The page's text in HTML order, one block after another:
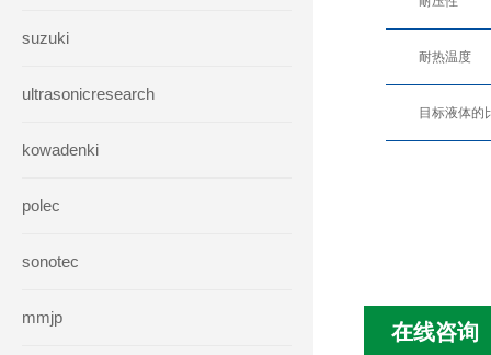
suzuki
ultrasonicresearch
kowadenki
polec
sonotec
mmjp
耐热温度
目标液体的
在线咨询